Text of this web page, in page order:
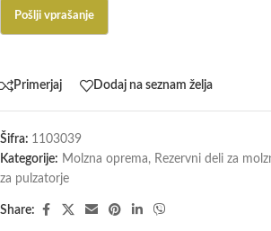
Primerjaj Dodaj na seznam želja
Šifra: 1103039
Kategorije: Molzna oprema, Rezervni deli za
za pulzatorje
Share: